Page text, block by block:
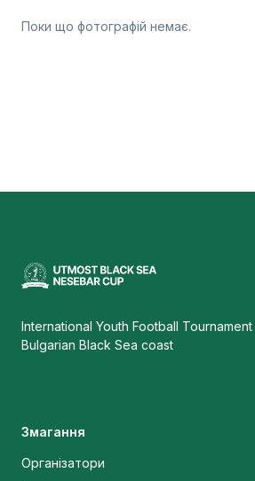
Поки що фотографій немає.
International Youth Football
Bulgarian Black Sea coast
Змагання
Організатори